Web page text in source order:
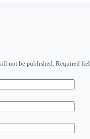
not be published. Required